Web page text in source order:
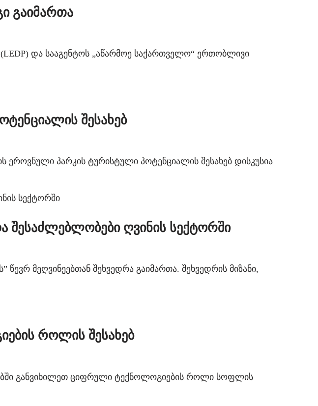
გაიმართა
(LEDP) და სააგენტოს „აწარმოე საქართველო“ ერთობლივი
შესახებ
პარკის ტურისტული პოტენციალის შესახებ დისკუსია
შესაძლებლობები ღვინის სექტორში
მეღვინეებთან შეხვედრა გაიმართა. შეხვედრის მიზანი,
როლის შესახებ
განვიხილეთ ციფრული ტექნოლოგიების როლი სოფლის